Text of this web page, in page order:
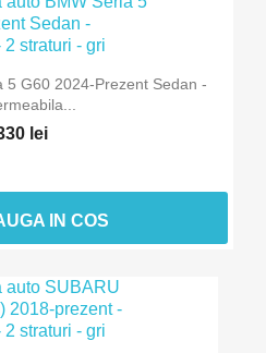
5 G60 2024-Prezent Sedan -
lei
IN COS